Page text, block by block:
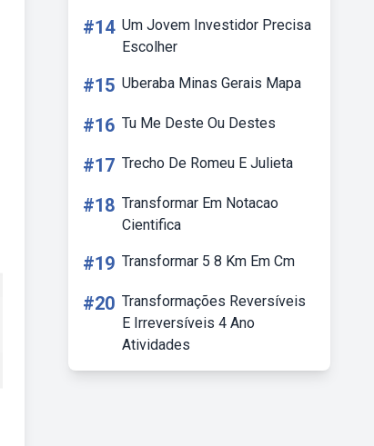
#14 Um Jovem Investidor Precisa
Escolher
#15 Uberaba Minas Gerais Mapa
#16 Tu Me Deste Ou Destes
#17 Trecho De Romeu E Julieta
#18 Transformar Em Notacao
Cientifica
#19 Transformar 5 8 Km Em Cm
#20 Transformações Reversíveis
E Irreversíveis 4 Ano
Atividades